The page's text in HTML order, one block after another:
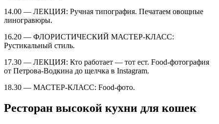
14.00 — ЛЕКЦИЯ: Ручная типография. Печатаем овощные
линогравюры.
16.20 — ФЛОРИСТИЧЕСКИЙ МАСТЕР-КЛАСС:
Рустикальный стиль.
17.30 — ЛЕКЦИЯ: Кто работает — тот ест. Food-фотография
от Петрова-Водкина до щелчка в Instagram.
18.30 — МАСТЕР-КЛАСС: Food-фото.
Ресторан высокой кухни для кошек